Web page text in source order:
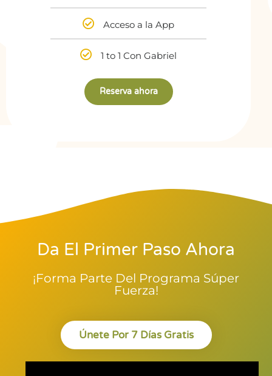
Acceso a la App
1 to 1 Con Gabriel
Reserva ahora
Da El Primer Paso Ahora
¡Forma Parte Del Programa Súper
Fuerza!
Únete Por 7 Días Gratis